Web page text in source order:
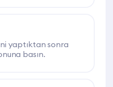
yaptıktan sonra
basın.